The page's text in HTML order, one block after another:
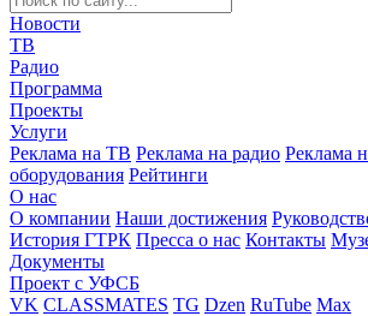
Новости
ТВ
Радио
Программа
Проекты
Услуги
Реклама на ТВ Реклама на радио Реклама
оборудования Рейтинги
О нас
О компании Наши достижения
История ГТРК Пресса о нас Контакты
Документы
Проект с УФСБ
VK CLASSMATES TG Dzen RuTube Max